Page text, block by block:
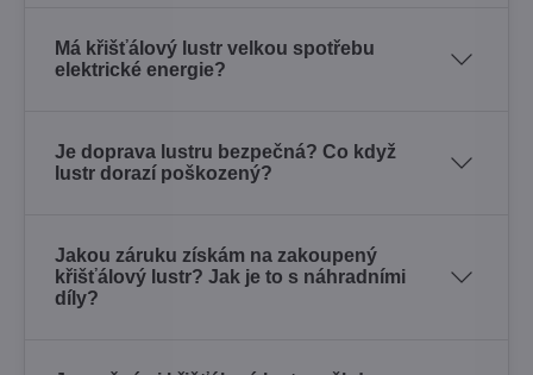
Má křišťálový lustr velkou spotřebu
elektrické energie?
Je doprava lustru bezpečná? Co když
lustr dorazí poškozený?
Jakou záruku získám na zakoupený
křišťálový lustr? Jak je to s náhradními
díly?